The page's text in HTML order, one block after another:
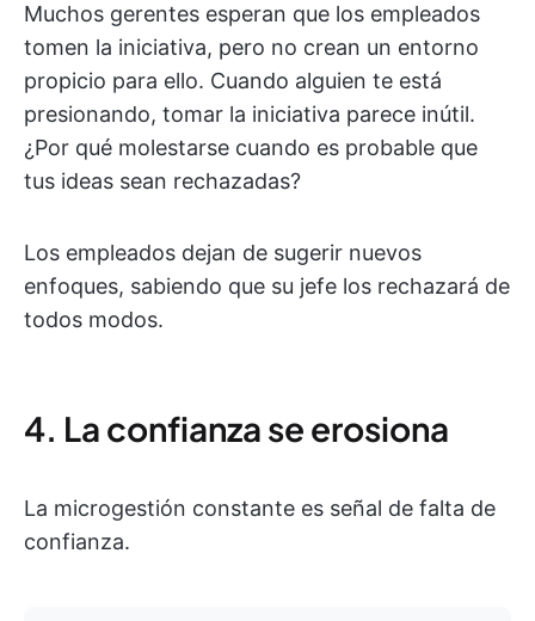
Muchos gerentes esperan que los empleados
tomen la iniciativa, pero no crean un entorno
propicio para ello. Cuando alguien te está
presionando, tomar la iniciativa parece inútil.
¿Por qué molestarse cuando es probable que
tus ideas sean rechazadas?
Los empleados dejan de sugerir nuevos
enfoques, sabiendo que su jefe los rechazará de
todos modos.
4. La confianza se erosiona
La microgestión constante es señal de falta de
confianza.